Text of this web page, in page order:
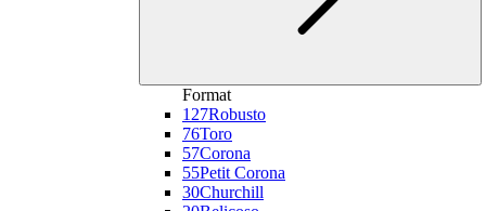
Format
127Robusto
76Toro
57Corona
55Petit Corona
30Churchill